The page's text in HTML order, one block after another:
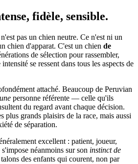
fidèle, sensible.
pas un chien neutre. Ce n'est ni un
chien d'apparat. C'est un chien de
de sélection pour rassembler,
se ressent dans tous les aspects de
attaché. Beaucoup de Peruvian
une personne référente — celle qu'ils
du regard avant chaque décision.
plus grands plaisirs de la race, mais aussi
de séparation.
excellent : patient, joueur,
néanmoins sur son instinct de
des enfants qui courent, non par